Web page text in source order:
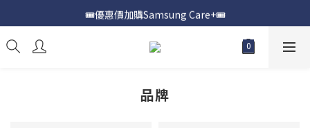
📍購買Samsung Galaxy S25📍
🎟️優惠價加購Samsung Care+🎟️
📍購買Samsung Galaxy S25📍
品牌